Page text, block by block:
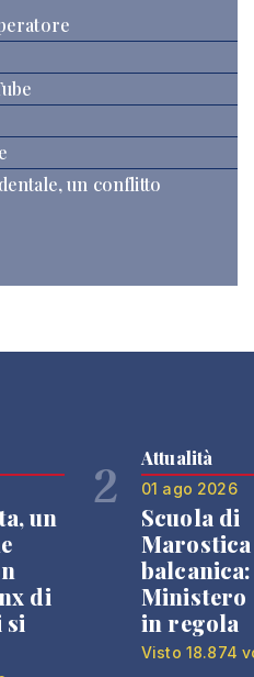
un conflitto
un
di
si
2 Attualità
01 ago 2026
Scuola di
Ministero
in regola
Visto 18.874